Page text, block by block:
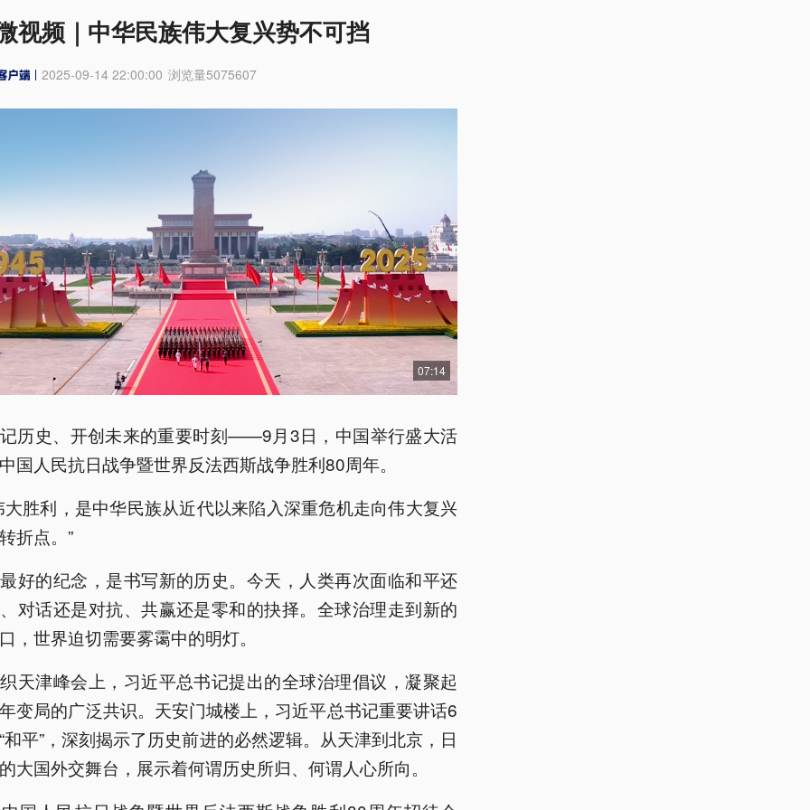
视频｜中华民族伟大复兴势不可挡
2025-09-14 22:00:00 浏览量5075607
07:14
历史、开创未来的重要时刻——9月3日，中国举行盛大活
国人民抗日战争暨世界反法西斯战争胜利80周年。
大胜利，是中华民族从近代以来陷入深重危机走向伟大复兴
折点。”
好的纪念，是书写新的历史。今天，人类再次面临和平还
对话还是对抗、共赢还是零和的抉择。全球治理走到新的
，世界迫切需要雾霭中的明灯。
天津峰会上，习近平总书记提出的全球治理倡议，凝聚起
变局的广泛共识。天安门城楼上，习近平总书记重要讲话6
和平”，深刻揭示了历史前进的必然逻辑。从天津到北京，日
大国外交舞台，展示着何谓历史所归、何谓人心所向。